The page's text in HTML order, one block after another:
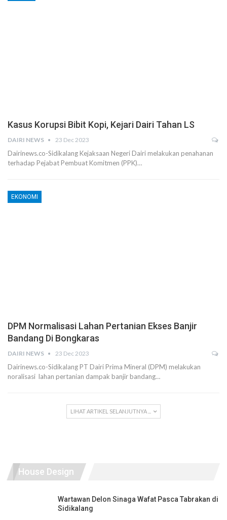
Kasus Korupsi Bibit Kopi, Kejari Dairi Tahan LS
DAIRI NEWS 23 Dec 2023
Dairinews.co-Sidikalang Kejaksaan Negeri Dairi melakukan penahanan
terhadap Pejabat Pembuat Komitmen (PPK)…
EKONOMI
DPM Normalisasi Lahan Pertanian Ekses Banjir
Bandang Di Bongkaras
DAIRI NEWS 23 Dec 2023
Dairinews.co-Sidikalang PT Dairi Prima Mineral (DPM) melakukan
noralisasi lahan pertanian dampak banjir bandang…
LIHAT ARTIKEL SELANJUTNYA ...
House Design
Wartawan Delon Sinaga Wafat Pasca Tabrakan di
Sidikalang